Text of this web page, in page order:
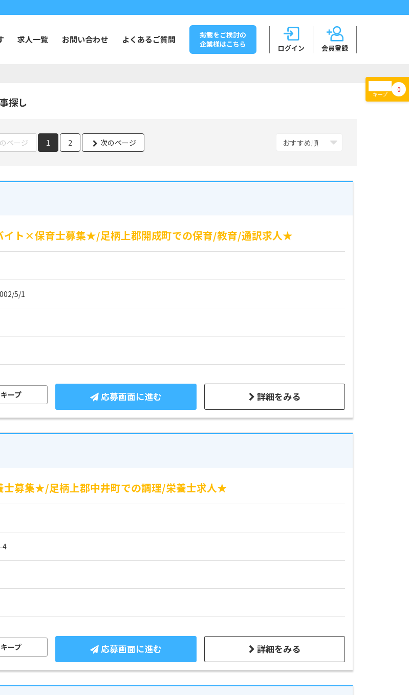
会員登録
ログイン
求人一覧 お問い合わせ よくあるご質問
掲載をご検討の
企業様はこちら
キープ
0
探し
ページ 1 2 次のページ
イト×保育士募集★/足柄上郡開成町での保育/教育/通訳求人★
5/1
詳細をみる
応募画面に進む
ープ
募集★/足柄上郡中井町での調理/栄養士求人★
4
詳細をみる
応募画面に進む
ープ